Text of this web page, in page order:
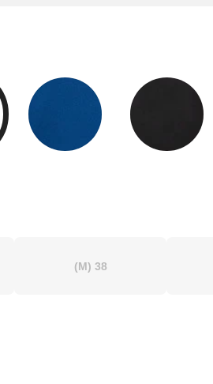
38
(M)